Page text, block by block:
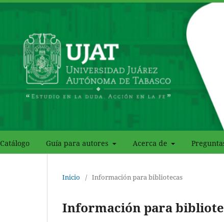
Catálogo Guía para autores Acerca de
Inicio / Información para bibliotecas
Información para